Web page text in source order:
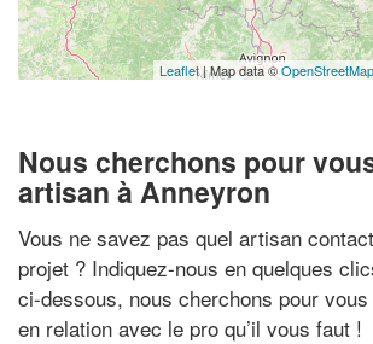
Leaflet| Map data ©
Nous cherchons pour
artisan à Anneyron
Vous ne savez pas quel artisan
projet ? Indiquez-nous en quelques
ci-dessous, nous cherchons pour
en relation avec le pro qu’il vous faut !